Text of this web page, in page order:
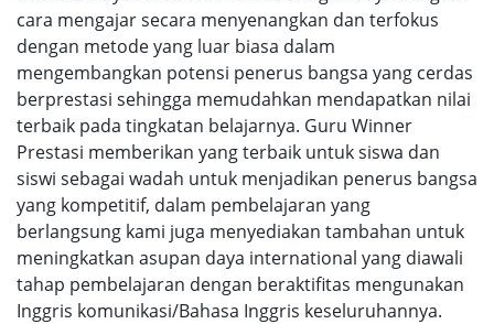
cara mengajar secara menyenangkan dan terfokus
dengan metode yang luar biasa dalam
mengembangkan potensi penerus bangsa yang cerdas
berprestasi sehingga memudahkan mendapatkan nilai
terbaik pada tingkatan belajarnya. Guru Winner
Prestasi memberikan yang terbaik untuk siswa dan
siswi sebagai wadah untuk menjadikan penerus bangsa
yang kompetitif, dalam pembelajaran yang
berlangsung kami juga menyediakan tambahan untuk
meningkatkan asupan daya international yang diawali
tahap pembelajaran dengan beraktifitas mengunakan
Inggris komunikasi/Bahasa Inggris keseluruhannya.